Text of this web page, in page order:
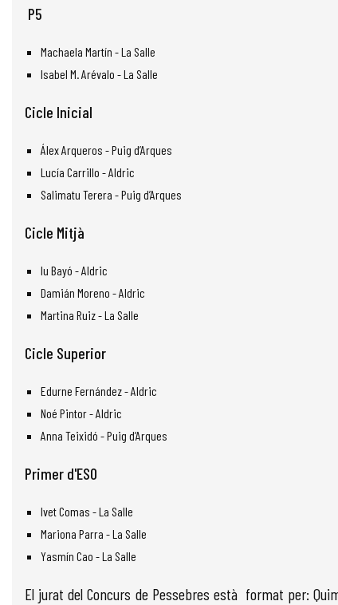
P5
Machaela Martín - La Salle
Isabel M. Arévalo - La Salle
Cicle Inicial
Álex Arqueros - Puig d’Arques
Lucía Carrillo - Aldric
Salimatu Terera - Puig d’Arques
Cicle Mitjà
Iu Bayó - Aldric
Damián Moreno - Aldric
Martina Ruiz - La Salle
Cicle Superior
Edurne Fernández - Aldric
Noé Pintor - Aldric
Anna Teixidó - Puig d’Arques
Primer d'ESO
Ivet Comas - La Salle
Mariona Parra - La Salle
Yasmín Cao - La Salle
El jurat del Concurs de Pessebres està format per: